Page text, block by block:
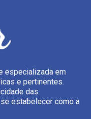
especializada em
e pertinentes.
das
estabelecer como a